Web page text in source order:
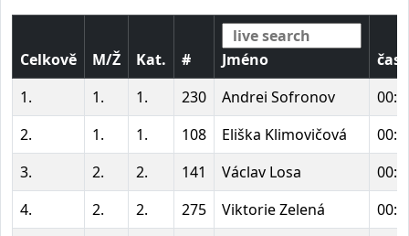
Celkově M/Ž Kat. # Jméno
čas
1.
1. 1. 230 Andrei Sofronov
2.
1. 1. 108 Eliška Klimovičová
3.
2. 2. 141 Václav Losa
4.
2. 2. 275 Viktorie Zelená